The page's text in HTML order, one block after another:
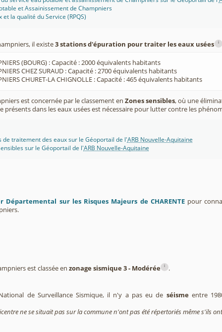
et Assainissement de Champniers
la qualité du Service (RPQS)
il existe3 stations d'épuration pour traiter les eaux usées i
(BOURG) : Capacité : 2000 équivalents habitants
CHEZ SURAUD : Capacité : 2700 équivalents habitants
CHURET-LA CHIGNOLLE : Capacité : 465 équivalents habitants
est concernée par le classement en Zones sensibles, où une
présents dans les eaux usées est nécessaire pour lutter contre les
de traitement des eaux sur le Géoportail de l'ARB Nouvelle-Aquitaine
sur le Géoportail de l'ARB Nouvelle-Aquitaine
Départemental sur les Risques Majeurs de CHARENTEpour
est classée en zonage sismique 3 - Modérée i .
de Surveillance Sismique, il n'y a pas eu de séismeentre
ne se situait pas sur la commune n'ont pas été répertoriés même s'ils